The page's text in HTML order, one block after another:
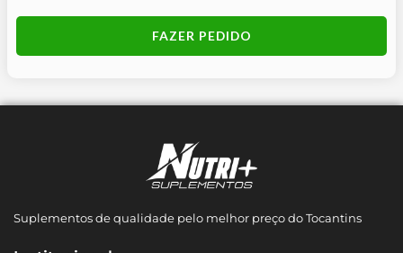
FAZER PEDIDO
Suplementos de qualidade pelo melhor preço do Tocantins